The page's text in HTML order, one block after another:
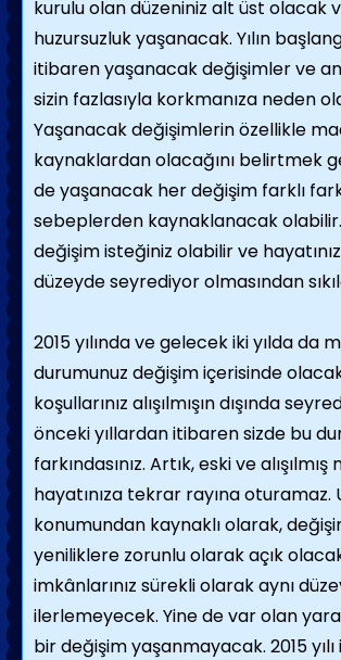
kurulu olan düzeniniz alt üst olacak
huzursuzluk yaşanacak. Yılın
itibaren yaşanacak değişimler ve
sizin fazlasıyla korkmanıza neden
Yaşanacak değişimlerin özellikle
kaynaklardan olacağını belirtmek
de yaşanacak her değişim farklı
sebeplerden kaynaklanacak
değişim isteğiniz olabilir ve
düzeyde seyrediyor olmasından
2015 yılında ve gelecek iki yılda da
durumunuz değişim içerisinde
koşullarınız alışılmışın dışında
önceki yıllardan itibaren sizde bu
farkındasınız. Artık, eski ve alışılmış
hayatınıza tekrar rayına oturamaz.
konumundan kaynaklı olarak,
yeniliklere zorunlu olarak açık
imkânlarınız sürekli olarak aynı
ilerlemeyecek. Yine de var olan
bir değişim yaşanmayacak. 2015